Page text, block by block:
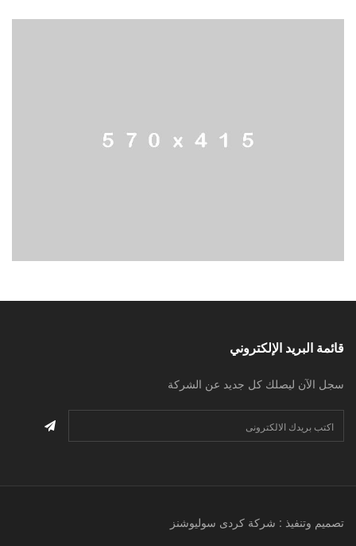
قائمة البريد الإلكتروني
سجل الآن ليصلك كل جديد عن الشركة
تصميم وتنفيذ : شركة كردى سوليوشنز